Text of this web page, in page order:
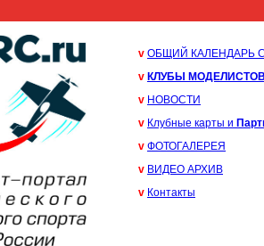
v ОБЩИЙ КАЛЕНДАРЬ
v КЛУБЫ
v НОВОСТИ
v Клубные карты и
v ФОТОГАЛЕРЕЯ
v ВИДЕО АРХИВ
v Контакты